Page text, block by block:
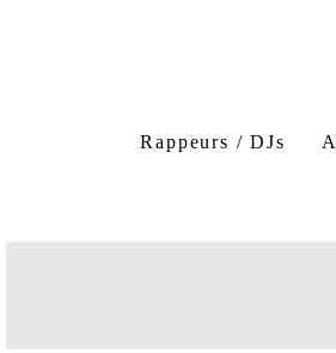
Rappeurs / DJs